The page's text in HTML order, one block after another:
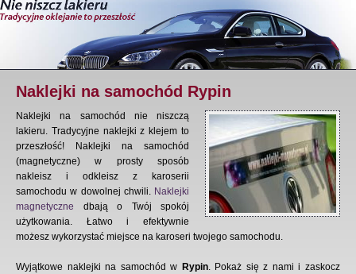
Naklejki na samochód Rypin
Naklejki na samochód nie niszczą
lakieru. Tradycyjne naklejki z klejem to
przeszłość! Naklejki na samochód
(magnetyczne) w prosty sposób
nakleisz i odkleisz z karoserii
samochodu w dowolnej chwili. Naklejki
magnetyczne dbają o Twój spokój
użytkowania. Łatwo i efektywnie
możesz wykorzystać miejsce na karoseri twojego samochodu.
Wyjątkowe naklejki na samochód w Rypin. Pokaż się z nami i zaskocz